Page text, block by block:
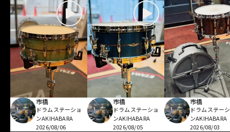
市橋
ドラムステーショ
ンAKIHABARA
2026/08/06
市橋
ドラムステーショ
ンAKIHABARA
2026/08/05
市橋
ドラムステー
ンAKIHABARA
2026/08/03